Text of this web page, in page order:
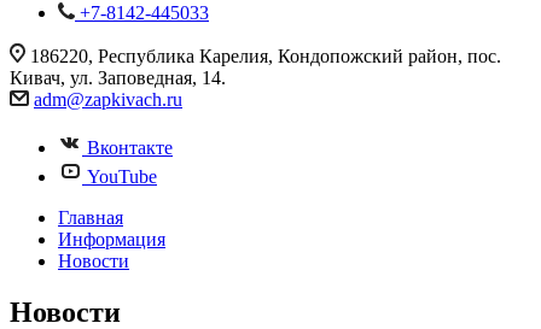
+7-8142-445033
186220, Республика Карелия, Кондопожский район, пос.
Кивач, ул. Заповедная, 14.
adm@zapkivach.ru
Вконтакте
YouTube
Главная
Информация
Новости
Новости